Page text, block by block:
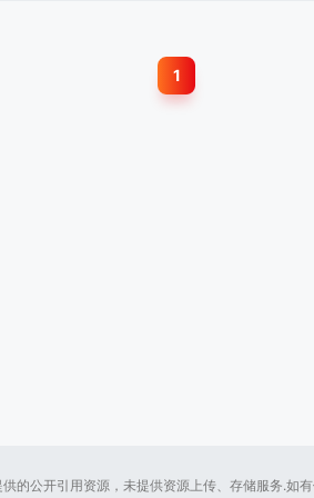
1
的公开引用资源，未提供资源上传、存储服务.如